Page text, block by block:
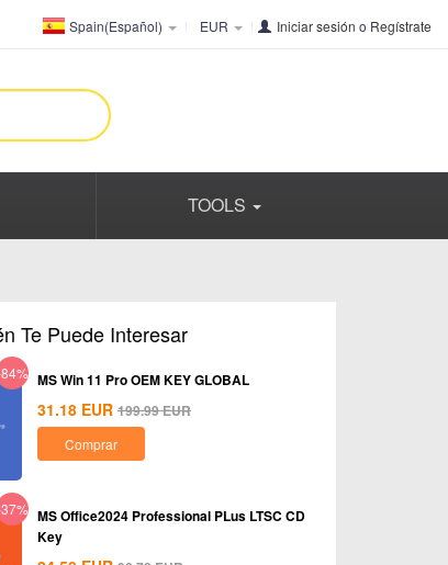
Spain(Español) EUR Iniciar sesión o Regístrate
TOOLS
Te Puede Interesar
MS Win 11 Pro OEM KEY GLOBAL
31.18 EUR 199.99EUR
Comprar
MS Office2024 Professional PLus LTSC CD
Key